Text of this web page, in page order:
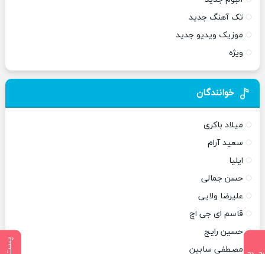
تک آهنگ جدید
موزیک ویدیو جدید
ویژه
خوانندگان
میلاد باکری
سعید آرام
ایلیا
حسن جمالی
علیرضا ولایی
قاسم ای جی اچ
حسین رایج
مصطفی سابین